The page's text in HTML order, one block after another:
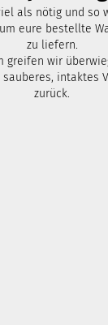
als nötig und so
eure bestellte
zu liefern.
greifen wir
intaktes
zurück.